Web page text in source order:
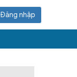
Đăng nhập